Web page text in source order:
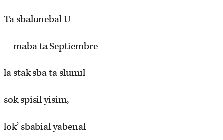
Ta sbalunebal U
—maba ta Septiembre—
la stak sba ta slumil
sok spisil yisim,
lok’ sbabial yabenal